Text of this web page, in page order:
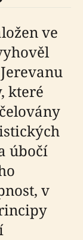
ve
které
úbočí
v